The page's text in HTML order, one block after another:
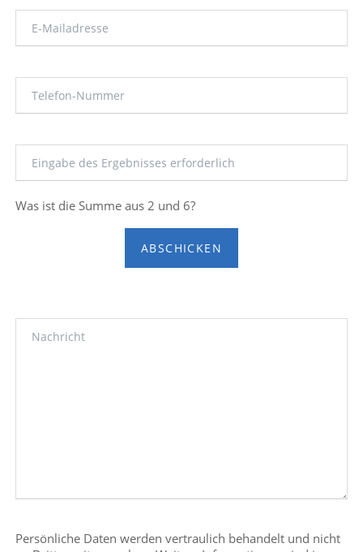
Was ist die Summe aus 2 und 6?
ABSCHICKEN
Persönliche Daten werden vertraulich behandelt und nicht